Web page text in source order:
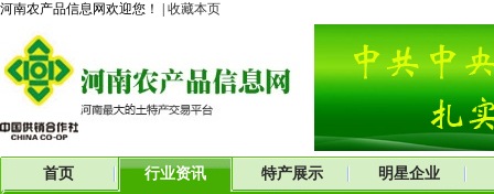
河南农产品信息网欢迎您！ | 收藏本页
首页 行业资讯 特产展示 明星企业